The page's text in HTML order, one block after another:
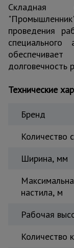
Складная
проведения
специального
долговечность
Технические
Бренд
Количество
Ширина, мм
настила, м
Рабочая
Количество